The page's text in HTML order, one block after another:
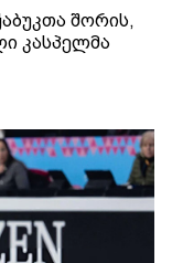
შორის,
კასპელმა